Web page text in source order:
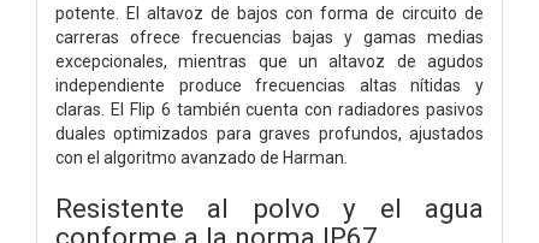
potente. El altavoz de bajos con forma de circuito de
carreras ofrece frecuencias bajas y gamas medias
excepcionales, mientras que un altavoz de agudos
independiente produce frecuencias altas nítidas y
claras. El Flip 6 también cuenta con radiadores pasivos
duales optimizados para graves profundos, ajustados
con el algoritmo avanzado de Harman.
Resistente al polvo y el agua
conforme a la norma IP67